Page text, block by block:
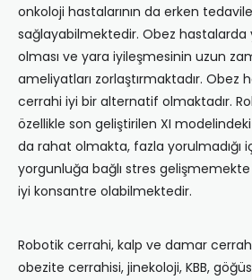
onkoloji hastalarının da erken
sağlayabilmektedir. Obez hastalarda
olması ve yara iyileşmesinin uzun
ameliyatları zorlaştırmaktadır. Obez
cerrahi iyi bir alternatif olmaktadır.
özellikle son geliştirilen XI
da rahat olmakta, fazla yorulmadığı
yorgunluğa bağlı stres
iyi konsantre olabilmektedir.
Robotik cerrahi, kalp ve damar
obezite cerrahisi, jinekoloji, KBB,